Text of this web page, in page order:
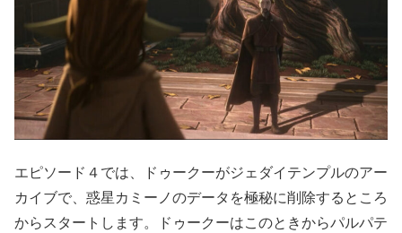
エピソード４では、ドゥークーがジェダイテンプルのアー
カイブで、惑星カミーノのデータを極秘に削除するところ
からスタートします。ドゥークーはこのときからパルパテ